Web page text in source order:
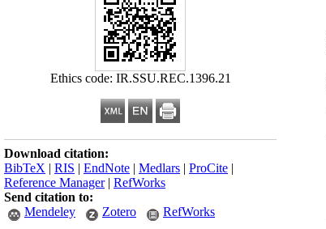
Ethics code: IR.SSU.REC.1396.21
Download citation:
BibTeX | RIS | EndNote | Medlars | ProCite |
Reference Manager| RefWorks
Send citation to:
Mendeley
Zotero RefWorks